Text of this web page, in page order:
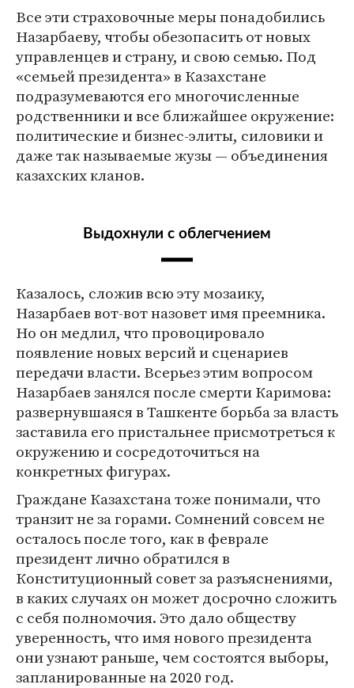
Все эти страховочные меры понадобились
Назарбаеву, чтобы обезопасить от новых
управленцев и страну, и свою семью. Под
«семьей президента» в Казахстане
подразумеваются его многочисленные
родственники и все ближайшее окружение:
политические и бизнес-элиты, силовики и
даже так называемые жузы — объединения
казахских кланов.
Выдохнули с облегчением
Казалось, сложив всю эту мозаику,
Назарбаев вот-вот назовет имя преемника.
Но он медлил, что провоцировало
появление новых версий и сценариев
передачи власти. Всерьез этим вопросом
Назарбаев занялся после смерти Каримова:
развернувшаяся в Ташкенте борьба за власть
заставила его пристальнее присмотреться к
окружению и сосредоточиться на
конкретных фигурах.
Граждане Казахстана тоже понимали, что
транзит не за горами. Сомнений совсем не
осталось после того, как в феврале
президент лично обратился в
Конституционный совет за разъяснениями,
в каких случаях он может досрочно сложить
с себя полномочия. Это дало обществу
уверенность, что имя нового президента
они узнают раньше, чем состоятся выборы,
запланированные на 2020 год.